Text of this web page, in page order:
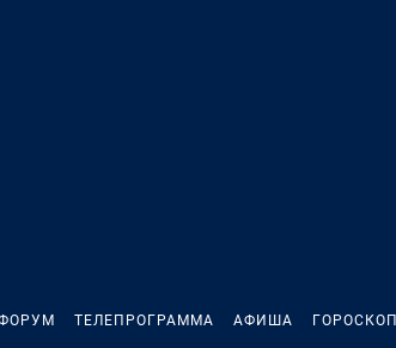
ТЕЛЕПРОГРАММА АФИША ГОРОСКОП